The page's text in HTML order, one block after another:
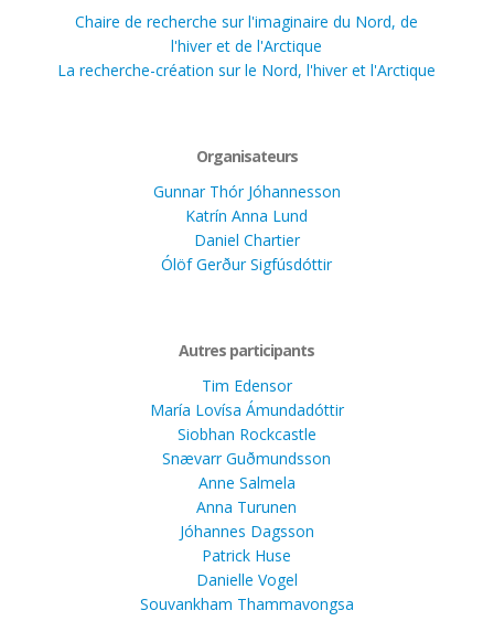
Chaire de recherche sur l'imaginaire du Nord, de
l'hiver et de l'Arctique
La recherche-création sur le Nord, l'hiver et l'Arctique
Organisateurs
Gunnar Thór Jóhannesson
Katrín Anna Lund
Daniel Chartier
Ólöf Gerður Sigfúsdóttir
Autres participants
Tim Edensor
María Lovísa Ámundadóttir
Siobhan Rockcastle
Snævarr Guðmundsson
Anne Salmela
Anna Turunen
Jóhannes Dagsson
Patrick Huse
Danielle Vogel
Souvankham Thammavongsa